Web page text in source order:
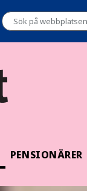
PENSIONÄRER